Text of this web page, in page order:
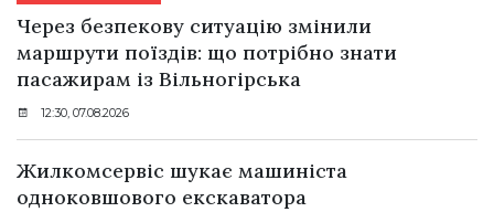
Через безпекову ситуацію змінили
маршрути поїздів: що потрібно знати
пасажирам із Вільногірська
12:30, 07.08.2026
Жилкомсервіс шукає машиніста
одноковшового екскаватора